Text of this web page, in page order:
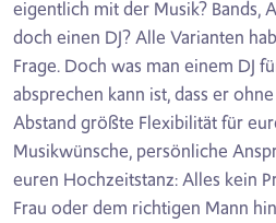
eigentlich mit der Musik? Bands,
doch einen DJ? Alle Varianten
Frage. Doch was man einem DJ
absprechen kann ist, dass er
Abstand größte Flexibilität für
Musikwünsche, persönliche
euren Hochzeitstanz: Alles kein
Frau oder dem richtigen Mann